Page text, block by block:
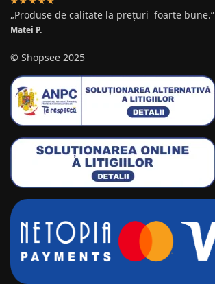
„Produse de calitate la prețuri foarte bune.”
Matei P.
© Shopsee 2025